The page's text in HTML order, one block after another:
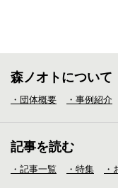
森ノオトについて
・団体概要 ・事例紹介
記事を読む
・記事一覧 ・特集 ・